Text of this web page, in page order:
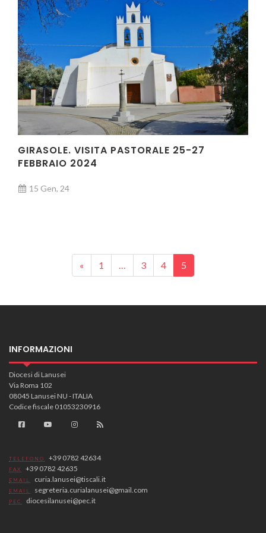
GIRASOLE. VISITA PASTORALE 25-27
FEBBRAIO 2024
15 Gen, 24
Posts navigation
« 1 … 3 4 5
INFORMAZIONI
Diocesi di Lanusei
Via Roma 102
08045 Lanusei NU - ITALIA
Codice fiscale 01053230916
TELEFONO +39 0782 42634
FAX +39 0782 42635
EMAIL curia.lanusei@tiscali.it
EMAIL segreteria.curialanusei@gmail.com
PEC diocesilanusei@pec.it